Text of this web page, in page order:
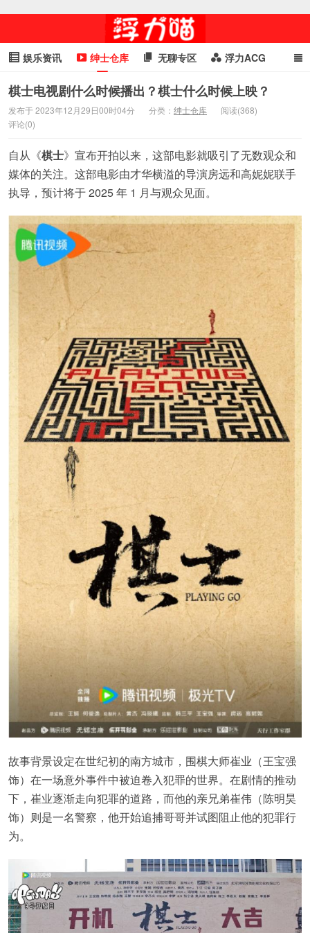
娱乐资讯 绅士仓库 无聊专区 浮力ACG
浮力GIF 明星头条 浮力资讯 头条女神 萌妹专区
cosplay
棋士电视剧什么时候播出？棋士什么时候上映？
发布于 2023年12月29日00时04分 分类： 绅士仓库
阅读(368)
评论(0)
自从《棋士》宣布开拍以来，这部电影就吸引了无数观众和
媒体的关注。这部电影由才华横溢的导演房远和高妮妮联手
执导，预计将于 2025 年 1 月与观众见面。
故事背景设定在世纪初的南方城市，围棋大师崔业（王宝强
饰）在一场意外事件中被迫卷入犯罪的世界。在剧情的推动
下，崔业逐渐走向犯罪的道路，而他的亲兄弟崔伟（陈明昊
饰）则是一名警察，他开始追捕哥哥并试图阻止他的犯罪行
为。